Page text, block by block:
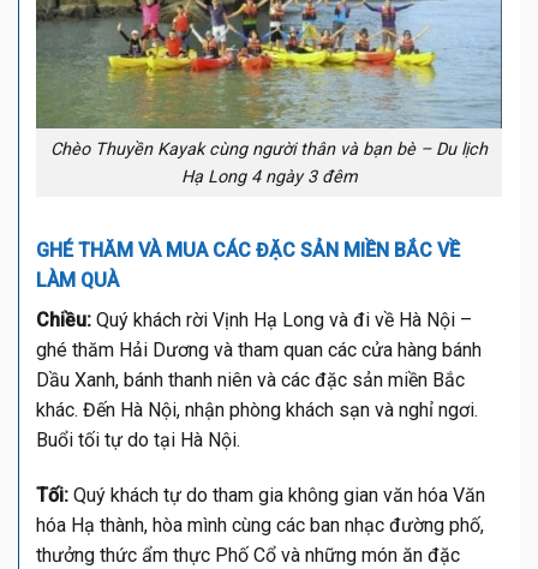
Chèo Thuyền Kayak cùng người thân và bạn bè – Du lịch
Hạ Long 4 ngày 3 đêm
GHÉ THĂM VÀ MUA CÁC ĐẶC SẢN MIỀN BẮC VỀ
LÀM QUÀ
Chiều: Quý khách rời Vịnh Hạ Long và đi về Hà Nội –
ghé thăm Hải Dương và tham quan các cửa hàng bánh
Dầu Xanh, bánh thanh niên và các đặc sản miền Bắc
khác. Đến Hà Nội, nhận phòng khách sạn và nghỉ ngơi.
Buổi tối tự do tại Hà Nội.
Tối: Quý khách tự do tham gia không gian văn hóa Văn
hóa Hạ thành, hòa mình cùng các ban nhạc đường phố,
thưởng thức ẩm thực Phố Cổ và những món ăn đặc